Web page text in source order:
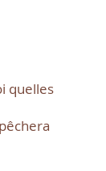
quelles